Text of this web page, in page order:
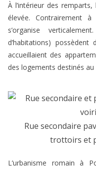
À l’intérieur des
élevée. Contrairement à
s’organise
d’habitations) possèdent
accueillaient des
des logements destinés
Rue secondaire
trottoirs et
L’urbanisme romain à